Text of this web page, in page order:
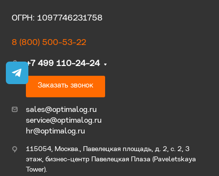
ОГРН: 1097746231758
8 (800) 500-53-22
+7 499 110-24-24
Заказать звонок
sales@optimalog.ru
service@optimalog.ru
hr@optimalog.ru
115054, Москва., Павелецкая площадь, д. 2, с. 2, 3
этаж, бизнес-центр Павелецкая Плаза (Paveletskaya
Tower).